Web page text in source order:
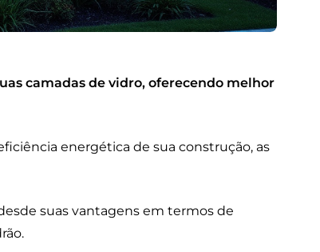
camadas de vidro, oferecendo melhor
energética de sua construção, as
suas vantagens em termos de